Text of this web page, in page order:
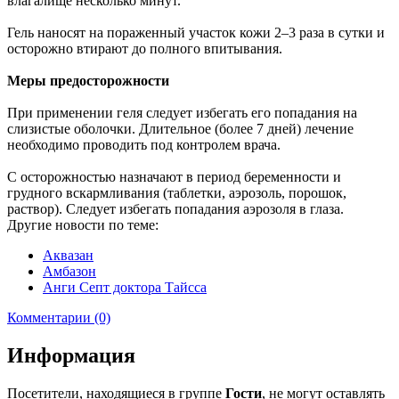
Гель наносят на пораженный участок кожи 2–3 раза в сутки и
осторожно втирают до полного впитывания.
Меры предосторожности
При применении геля следует избегать его попадания на
слизистые оболочки. Длительное (более 7 дней) лечение
необходимо проводить под контролем врача.
С осторожностью назначают в период беременности и
грудного вскармливания (таблетки, аэрозоль, порошок,
раствор). Следует избегать попадания аэрозоля в глаза.
Другие новости по теме:
Аквазан
Амбазон
Анги Септ доктора Тайсса
Комментарии (0)
Информация
Посетители, находящиеся в группе Гости, не могут оставлять